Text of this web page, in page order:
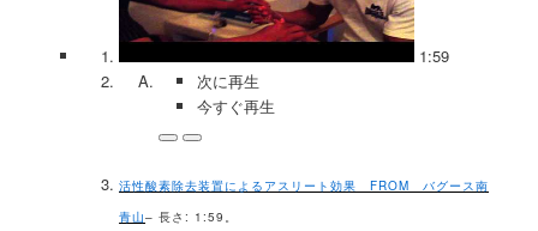
1:59
次に再生
今すぐ再生
活性酸素除去装置によるアスリート効果 FROM バグース南
青山– 長さ: 1:59。